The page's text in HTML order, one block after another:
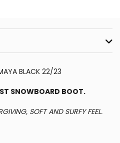
BLACK 22/23
SNOWBOARD BOOT.
SOFT AND SURFY FEEL.